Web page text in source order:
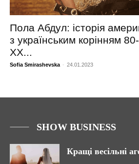
Пола Абдул: історія
з українським корінням
ХХ...
Sofia Smirashevska - 24.01.2023
SHOW BUSINESS
Кращі весільні